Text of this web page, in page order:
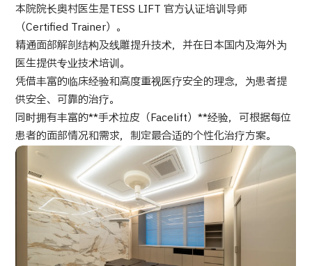
本院院长奥村医生是TESS LIFT 官方认证培训导师
（Certified Trainer）。
精通面部解剖结构及线雕提升技术，并在日本国内及海外为
医生提供专业技术培训。
凭借丰富的临床经验和高度重视医疗安全的理念，为患者提
供安全、可靠的治疗。
同时拥有丰富的**手术拉皮（Facelift）**经验，可根据每位
患者的面部情况和需求，制定最合适的个性化治疗方案。